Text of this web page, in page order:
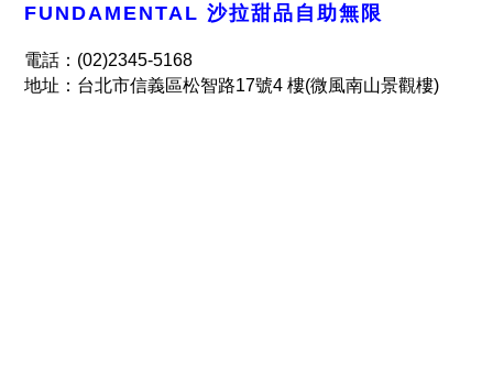
FUNDAMENTAL 沙拉甜品自助無限
電話：(02)2345-5168
地址：台北市信義區松智路17號4 樓(微風南山景觀樓)